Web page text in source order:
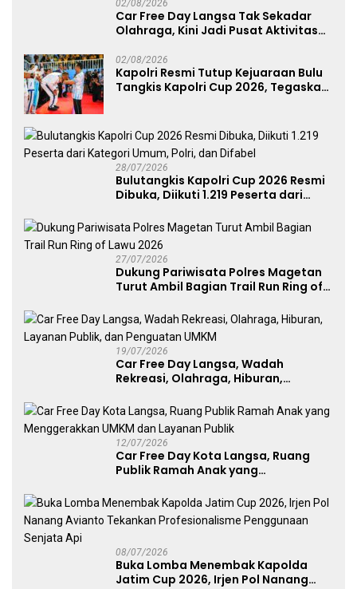
02/08/2026
Car Free Day Langsa Tak Sekadar
Olahraga, Kini Jadi Pusat Aktivitas
02/08/2026
Kapolri Resmi Tutup Kejuaraan Bulu
Tangkis Kapolri Cup 2026, Tegaskan
28/07/2026
Bulutangkis Kapolri Cup 2026 Resmi
Dibuka, Diikuti 1.219 Peserta dari
27/07/2026
Dukung Pariwisata Polres Magetan
Turut Ambil Bagian Trail Run Ring of
19/07/2026
Car Free Day Langsa, Wadah
Rekreasi, Olahraga, Hiburan,
UMKM
12/07/2026
Car Free Day Kota Langsa, Ruang
Publik Ramah Anak yang
Publik
08/07/2026
Buka Lomba Menembak Kapolda
Jatim Cup 2026, Irjen Pol Nanang